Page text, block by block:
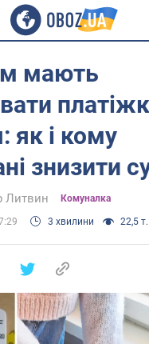
мають
як і кому
знизити
Литвин Комуналка
3 хвилини 22,5 т.